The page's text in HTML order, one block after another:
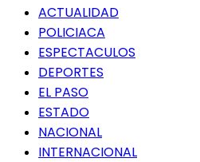
Menú
principal
ACTUALIDAD
POLICIACA
ESPECTACULOS
DEPORTES
EL PASO
ESTADO
NACIONAL
INTERNACIONAL